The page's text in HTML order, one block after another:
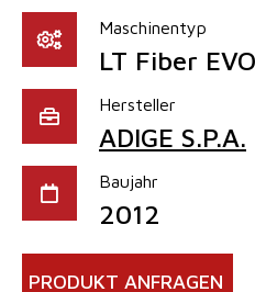
Maschinentyp
LT Fiber
Hersteller
ADIGE S.P.A.
Baujahr
2012
PRODUKT ANFRAGEN